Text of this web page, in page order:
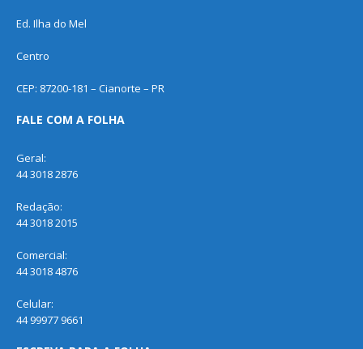
Ed. Ilha do Mel
Centro
CEP: 87200-181 – Cianorte – PR
FALE COM A FOLHA
Geral:
44 3018 2876
Redação:
44 3018 2015
Comercial:
44 3018 4876
Celular:
44 99977 9661